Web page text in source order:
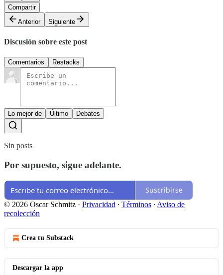
Compartir
Anterior
Siguiente
Discusión sobre este post
Comentarios Restacks
Lo mejor de Último Debates
Sin posts
Por supuesto, sigue adelante.
Suscribirse
© 2026 Oscar Schmitz · Privacidad ∙ Términos ∙ Aviso de
recolección
Crea tu Substack
Descargar la app